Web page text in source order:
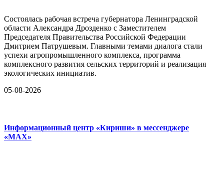
Состоялась рабочая встреча губернатора Ленинградской
области Александра Дрозденко с Заместителем
Председателя Правительства Российской Федерации
Дмитрием Патрушевым. Главными темами диалога стали
успехи агропромышленного комплекса, программа
комплексного развития сельских территорий и реализация
экологических инициатив.
05-08-2026
Информационный центр «Кириши» в мессенджере
«MAX»